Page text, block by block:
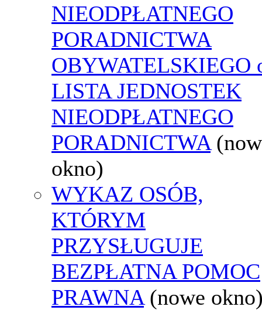
NIEODPŁATNEGO
PORADNICTWA
OBYWATELSKIEGO
LISTA JEDNOSTEK
NIEODPŁATNEGO
PORADNICTWA
okno)
WYKAZ OSÓB,
KTÓRYM
PRZYSŁUGUJE
BEZPŁATNA POMOC
PRAWNA (nowe